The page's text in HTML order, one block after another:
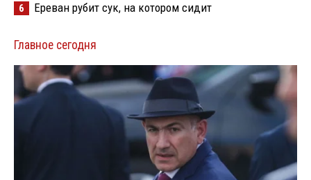
6 Ереван рубит сук, на котором сидит
Главное сегодня